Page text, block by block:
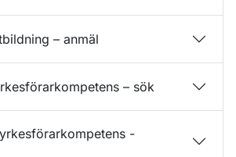
– anmäl
– sök
-